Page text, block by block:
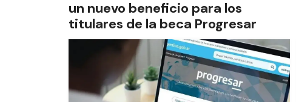
un nuevo beneficio para los
titulares de la beca Progresar